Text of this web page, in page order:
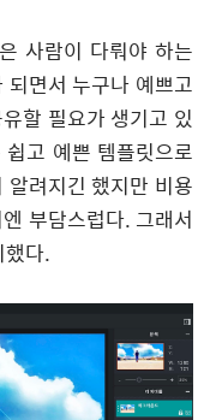
사람이 다뤄야 하는
면서 누구나 예쁘고
할 필요가 생기고 있
고 예쁜 템플릿으로
려지긴 했지만 비용
부담스럽다. 그래서
다.